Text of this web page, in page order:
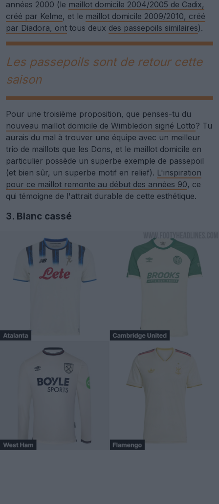
années 2000 (le maillot domicile 2004/2005 de Cadix,
créé par Kelme, et le maillot domicile 2009/2010, créé
par Diadora, ont tous deux des passepoils similaires).
Les passepoils sont de retour cette
saison
Pour une troisième proposition, que penses-tu du
nouveau maillot domicile de Wimbledon signé Lotto? Tu
aurais du mal à trouver une équipe avec un meilleur
trio de maillots que les Dons, et le maillot domicile en
particulier possède un superbe exemple de passepoil
(et bien sûr, un superbe motif en relief). L'inspiration
pour ce maillot remonte au début des années 90, ce
qui témoigne de l'attrait durable de cette esthétique.
3. Blanc cassé